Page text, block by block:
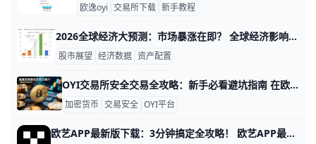
欧逸oyi 交易所下载 新手教程
2026全球经济大预测：市场暴涨在即？ 全球经济影响下的市场走势趋势与预测 全球经济正面临通胀回落和政策分歧的双重影响，导致市场短期波动加大，但长期仍看好结构性增长。根据国际货币基金组织（IMF）最新数据，2026年全球GDP增长预计为3.2%，比2025年略升0.2个百分点。美国经济增长预计达2.5%，得益于科技投资，而欧洲则仅1.8%，受能源价格拖累。atfxcapital+1
股市展望 经济数据 资产配置
OYI交易所安全交易全攻略：新手必看避坑指南 在欧逸OYI交易所进行加密货币交易前须知 在进行任何加密货币投资或交易之前，安全永远是第一位的。欧逸OYI交易所为用户提供便捷的交易环境，但在使用前，你需要了解一些基本的安全与交易常识，确保资金与信息的安全。
加密货币 交易安全 OYI平台
欧艺APP最新版下载：3分钟搞定全攻略！ 欧艺APP最新版下载全指南 想下载欧艺APP最新版吗？它属于O易歐yi生态的艺术类应用，现在最新版是v6.135.1（安卓）或App Store对应iOS版，2026年更新支持更多NFT艺术浏览和交易功能。